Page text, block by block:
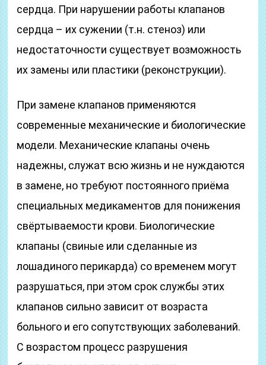
сердца. При нарушении работы клапанов
сердца – их сужении (т.н. стеноз) или
недостаточности существует возможность
их замены или пластики (реконструкции).
При замене клапанов применяются
современные механические и биологические
модели. Механические клапаны очень
надежны, служат всю жизнь и не нуждаются
в замене, но требуют постоянного приёма
специальных медикаментов для понижения
свёртываемости крови. Биологические
клапаны (свиные или сделанные из
лошадиного перикарда) со временем могут
разрушаться, при этом срок службы этих
клапанов сильно зависит от возраста
больного и его сопутствующих заболеваний.
С возрастом процесс разрушения